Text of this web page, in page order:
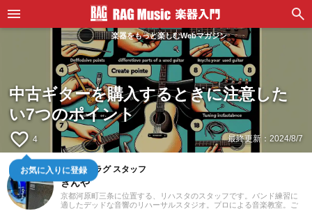
楽器をもっと楽しむWebマガジン
中古ギターを購入するときに注意した
い7つのポイント
favorite_border 4
お気に入りに登録
最終更新： 2024/8/7
スタジオラグ スタッフ
きんや
京都河原町三条に位置する、リハスタのスタッフです。バンド練習に
適したデッドな音響のリハーサルスタジオ。プロによる音楽教室。ご